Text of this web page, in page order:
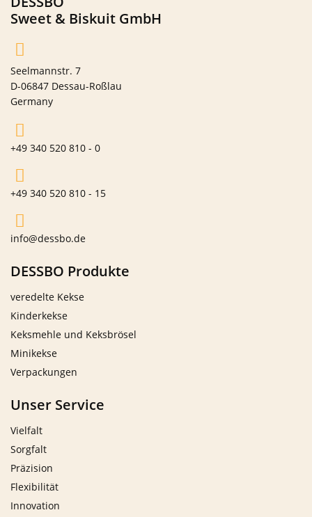
Sweet & Biskuit GmbH
Seelmannstr. 7
D-06847 Dessau-Roßlau
Germany
+49 340 520 810 - 0
+49 340 520 810 - 15
info@dessbo.de
DESSBO Produkte
veredelte Kekse
Kinderkekse
Keksmehle und Keksbrösel
Minikekse
Verpackungen
Unser Service
Vielfalt
Sorgfalt
Präzision
Flexibilität
Innovation